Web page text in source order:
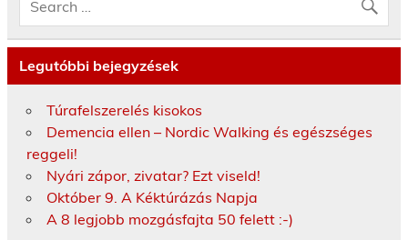
Legutóbbi bejegyzések
Túrafelszerelés kisokos
Demencia ellen – Nordic Walking és egészséges
reggeli!
Nyári zápor, zivatar? Ezt viseld!
Október 9. A Kéktúrázás Napja
A 8 legjobb mozgásfajta 50 felett :-)